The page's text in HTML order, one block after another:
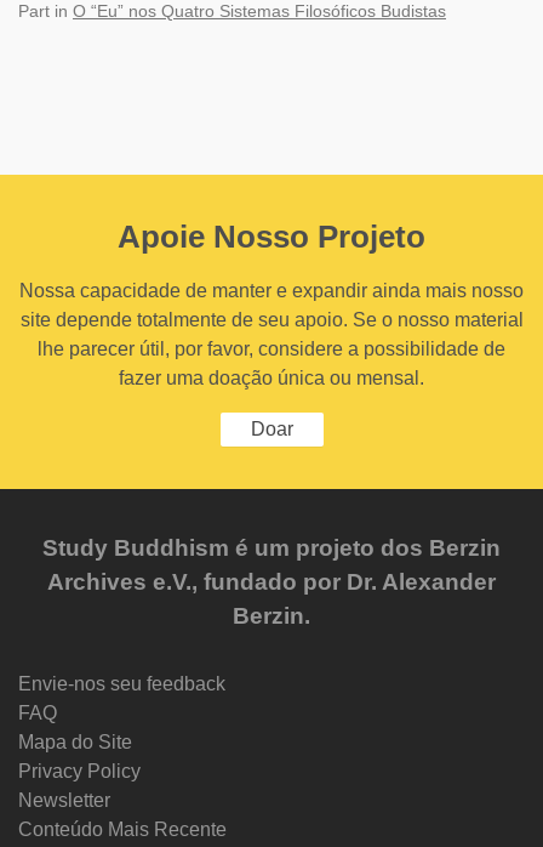
Part in O “Eu” nos Quatro Sistemas Filosóficos Budistas
Apoie Nosso Projeto
Nossa capacidade de manter e expandir ainda mais nosso
site depende totalmente de seu apoio. Se o nosso material
lhe parecer útil, por favor, considere a possibilidade de
fazer uma doação única ou mensal.
Doar
Study Buddhism é um projeto dos Berzin
Archives e.V., fundado por Dr. Alexander
Berzin.
Envie-nos seu feedback
FAQ
Mapa do Site
Privacy Policy
Newsletter
Conteúdo Mais Recente